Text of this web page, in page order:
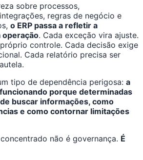
sobre processos,
regras de negócio e
o ERP passa a refletir a
operação. Cada exceção vira ajuste.
controle. Cada decisão exige
Cada relatório precisa ser
tipo de dependência perigosa: a
porque determinadas
buscar informações, como
e como contornar limitações
não é governança. É